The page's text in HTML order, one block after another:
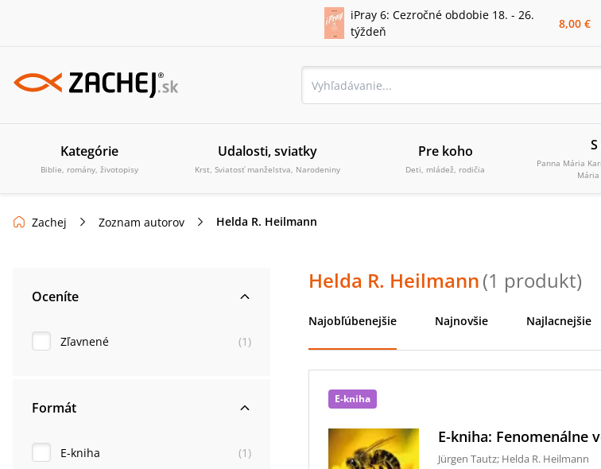
iPray 6: Cezročné obdobie 18. - 26.
týždeň
8,00 €
Kategórie
Biblie, romány, životopisy
Udalosti, sviatky
Krst, Sviatosť manželstva, Narodeniny
Pre koho
Deti, mládež, rodičia
Panna Mária
Zachej Zoznam autorov Helda R. Heilmann
Oceníte
Zľavnené (1 )
Formát
E-kniha (1 )
Helda R. Heilmann(1 produkt)
Najobľúbenejšie Najnovšie Najlacnejšie
E-kniha
E-kniha: Fenomenálne
Jürgen Tautz; Helda R. Heilmann